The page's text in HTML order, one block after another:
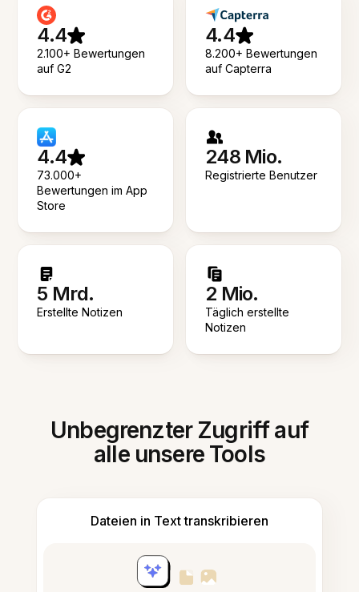
4.4
2.100+ Bewertungen
auf G2
4.4
8.200+ Bewertungen
auf Capterra
4.4
73.000+
Bewertungen im App
Store
248 Mio.
Registrierte Benutzer
5 Mrd.
Erstellte Notizen
2 Mio.
Täglich erstellte
Notizen
Unbegrenzter Zugriff auf
alle unsere Tools
Dateien in Text transkribieren